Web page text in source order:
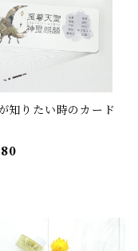
知りたい時のカード